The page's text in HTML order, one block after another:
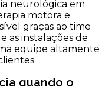
neurológica em
motora e
graças ao time
as instalações de
equipe altamente
quando o